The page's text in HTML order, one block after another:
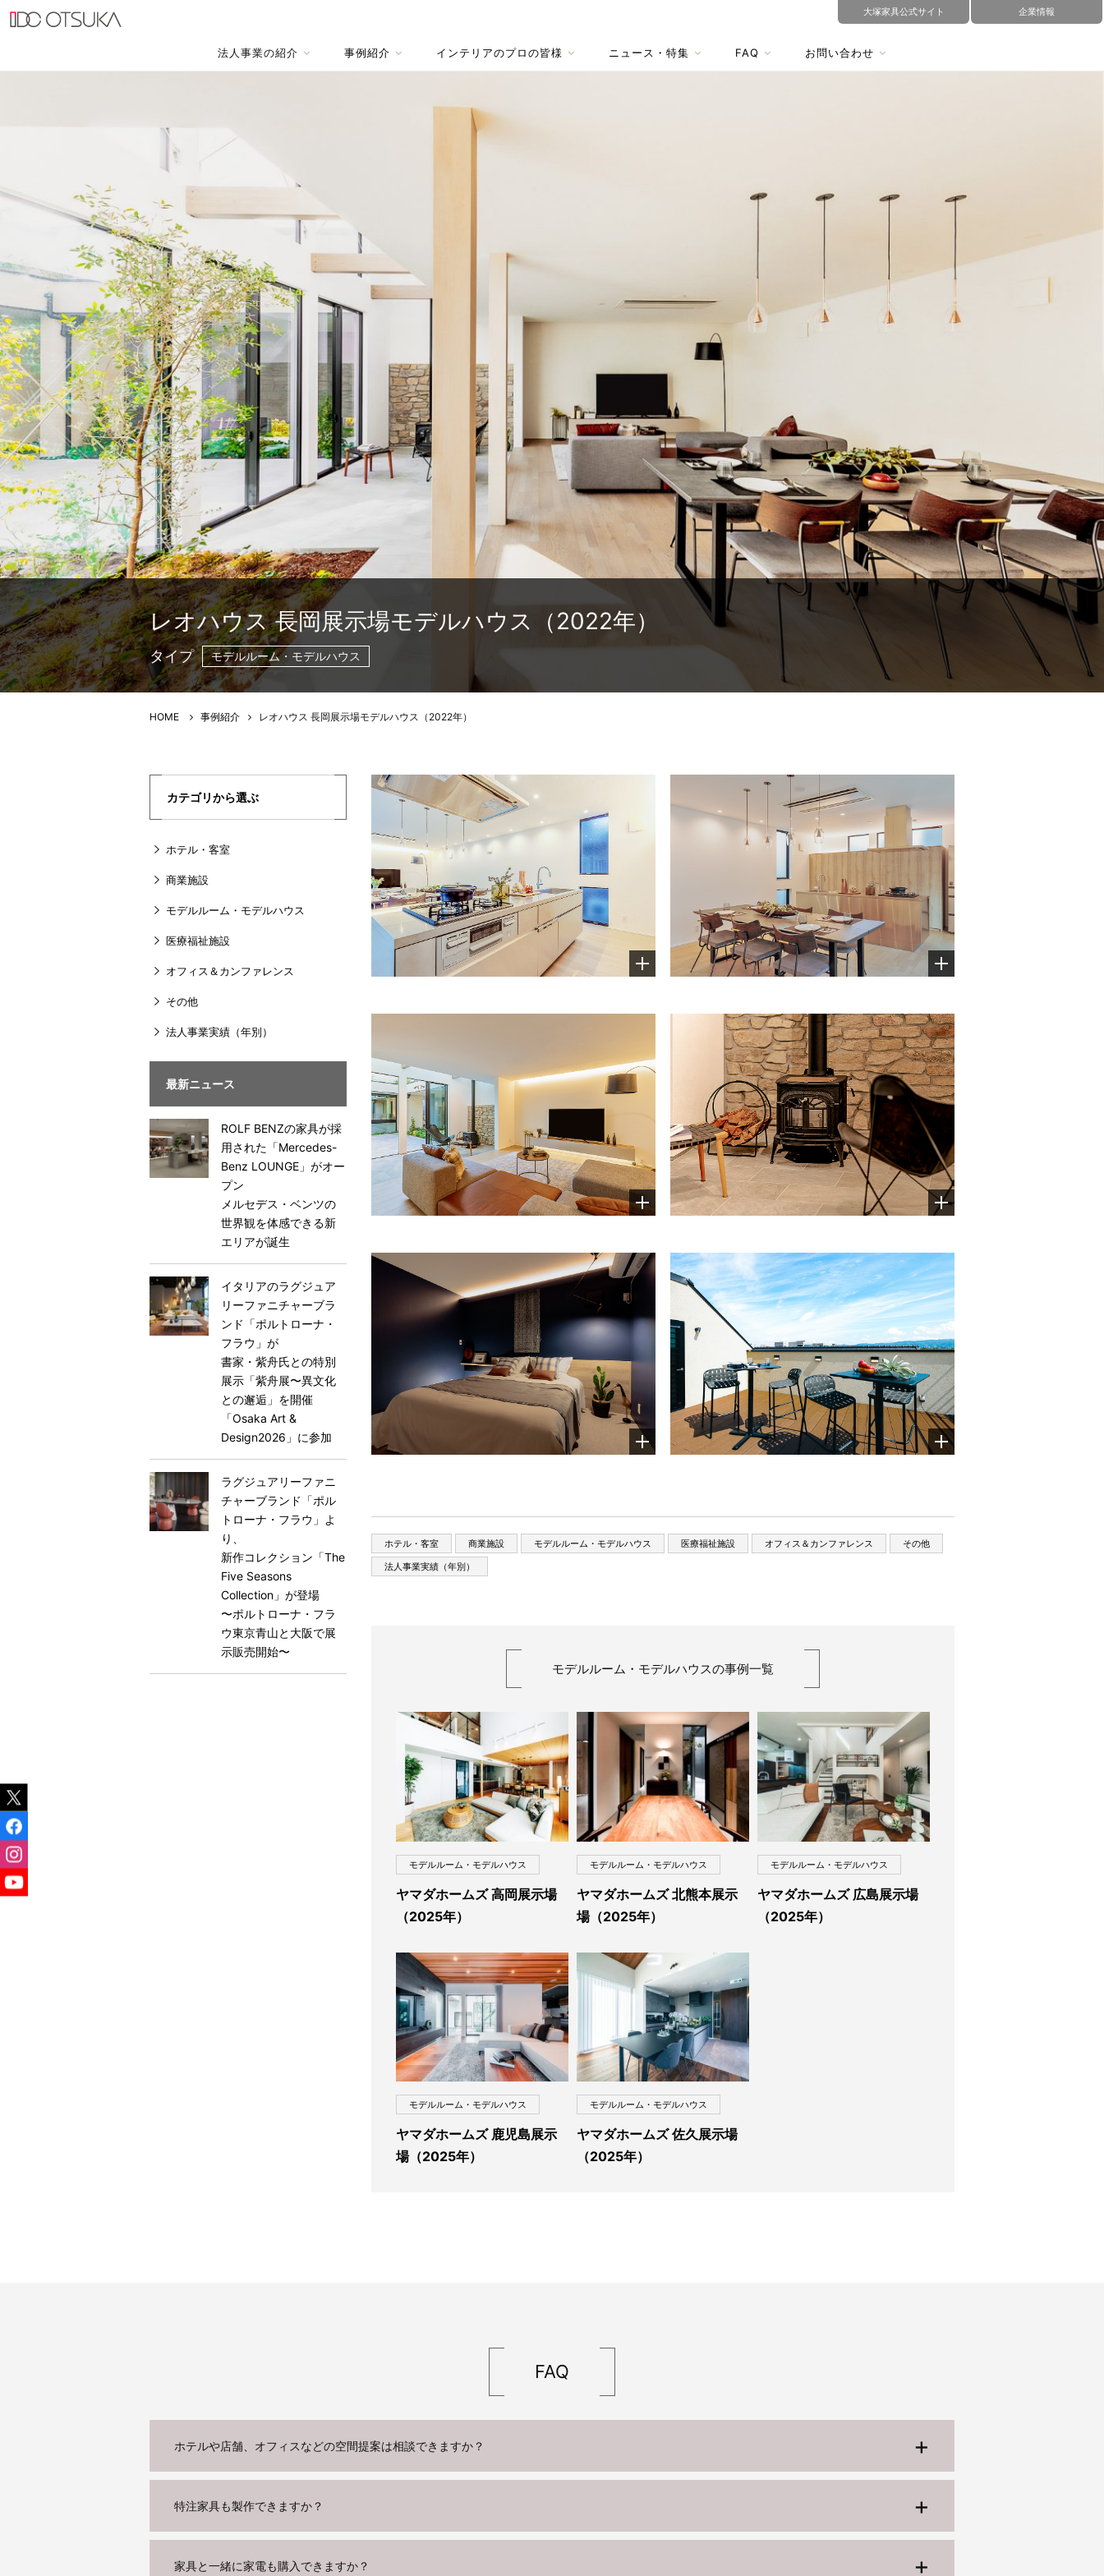
大塚家具公式サイト 企業情報
法人事業の紹介 事例紹介 インテリアのプロの皆様 ニュース・特集 FAQ お問い合わせ
レオハウス 長岡展示場モデルハウス（2022年）
タイプ モデルルーム・モデルハウス
HOME 事例紹介 レオハウス 長岡展示場モデルハウス（2022年）
ホテル・客室 商業施設 モデルルーム・モデルハウス 医療福祉施設 オフィス＆カンファレンス
その他
法人事業実績（年別）
モデルルーム・モデルハウスの事例一覧
モデルルーム・モデルハウス
ヤマダホームズ 高岡展示場
（2025年）
モデルルーム・モデルハウス
ヤマダホームズ 北熊本展示
場（2025年）
モデルルーム・モデルハウス
ヤマダホームズ 広島展示場
（2025年）
モデルルーム・モデルハウス
ヤマダホームズ 鹿児島展示
場（2025年）
モデルルーム・モデルハウス
ヤマダホームズ 佐久展示場
（2025年）
カテゴリから選ぶ
ホテル・客室
商業施設
モデルルーム・モデルハウス
医療福祉施設
オフィス＆カンファレンス
その他
法人事業実績（年別）
最新ニュース
ROLF BENZの家具が採
用された「Mercedes-
Benz LOUNGE」がオー
プン
メルセデス・ベンツの
世界観を体感できる新
エリアが誕生
イタリアのラグジュア
リーファニチャーブラ
ンド「ポルトローナ・
フラウ」が
書家・紫舟氏との特別
展示「紫舟展〜異文化
との邂逅」を開催
「Osaka Art &
Design2026」に参加
ラグジュアリーファニ
チャーブランド「ポル
トローナ・フラウ」よ
り、
新作コレクション「The
Five Seasons
Collection」が登場
〜ポルトローナ・フラ
ウ東京⻘山と大阪で展
示販売開始〜
FAQ
ホテルや店舗、オフィスなどの空間提案は相談できますか？
特注家具も製作できますか？
家具と一緒に家電も購入できますか？